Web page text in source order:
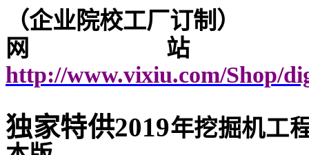
（企业院校工厂订制）
网站
http://www.vixiu.com/Shop/
独家特供2019年挖掘机工